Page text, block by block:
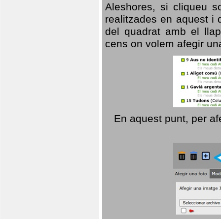
Aleshores, si cliqueu
realitzades en aquest i
del quadrat amb el
cens on volem afegir
En aquest punt, per